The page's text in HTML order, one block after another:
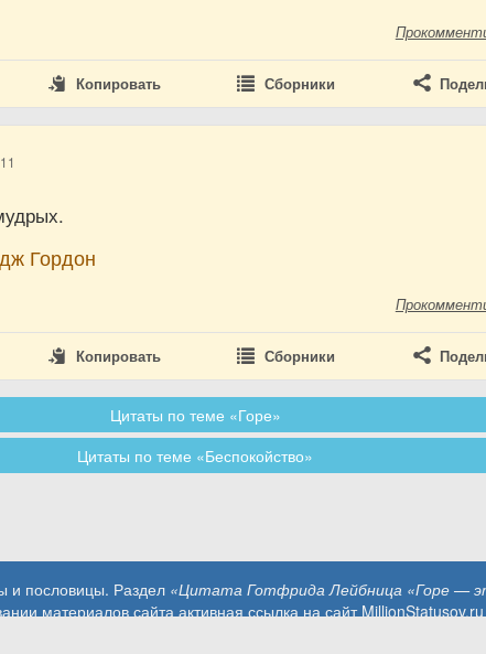
Копировать Сборники
Гордон
Копировать Сборники
Цитаты по теме «Горе»
Цитаты по теме «Беспокойство»
и пословицы. Раздел «Цитата Готфрида Лейбница «Горе —
материалов сайта активная ссылка на сайт